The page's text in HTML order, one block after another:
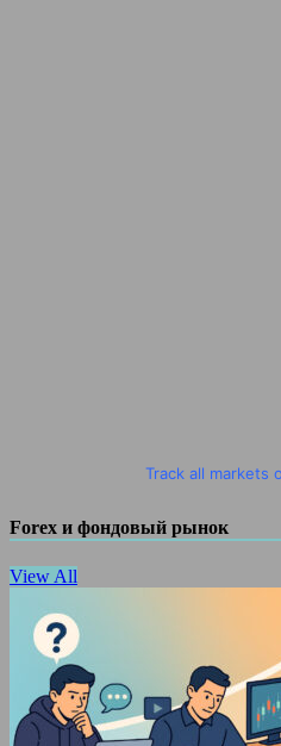
Track all markets
Forex и фондовый рынок
View All